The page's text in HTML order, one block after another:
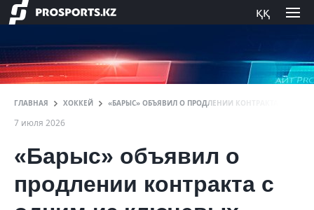
ққ
ГЛАВНАЯ ХОККЕЙ «БАРЫС» ОБЪЯВИЛ О ПРОДЛЕНИИ КОНТРАКТА С
7 июля 2026
«Барыс» объявил о
продлении контракта с